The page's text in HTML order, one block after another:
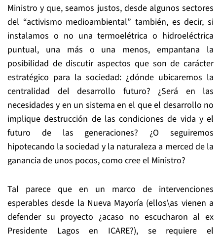
Ministro y que, seamos justos, desde algunos sectores
del “activismo medioambiental” también, es decir, si
instalamos o no una termoelétrica o hidroeléctrica
puntual, una más o una menos, empantana la
posibilidad de discutir aspectos que son de carácter
estratégico para la sociedad: ¿dónde ubicaremos la
centralidad del desarrollo futuro? ¿Será en las
necesidades y en un sistema en el que el desarrollo no
implique destrucción de las condiciones de vida y el
futuro de las generaciones? ¿O seguiremos
hipotecando la sociedad y la naturaleza a merced de la
ganancia de unos pocos, como cree el Ministro?
Tal parece que en un marco de intervenciones
esperables desde la Nueva Mayoría (ellos\as vienen a
defender su proyecto ¿acaso no escucharon al ex
Presidente Lagos en ICARE?), se requiere el